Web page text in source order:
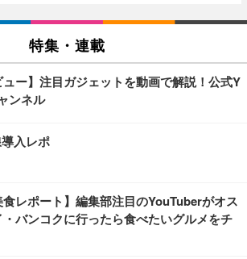
特集・連載
ュー】注目ガジェットを動画で解説！公式Y
ンネル
入レポ
食レポート】編集部注目のYouTuberがオス
バンコクに行ったら食べたいグルメをチ